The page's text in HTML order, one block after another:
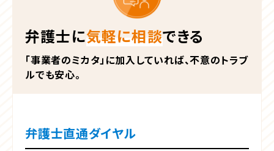
弁護士に気軽に相談できる
「事業者のミカタ」に加入していれば、不意のトラブ
ルでも安心。
弁護士直通ダイヤル